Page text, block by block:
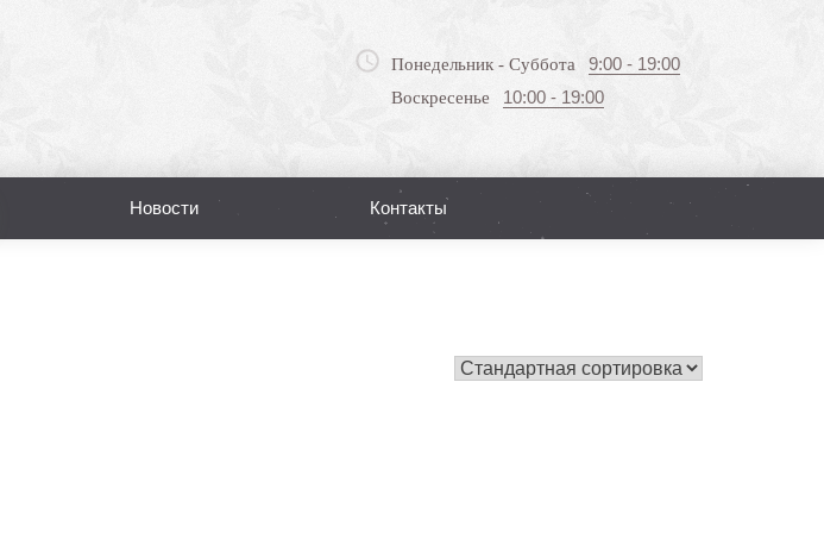
Понедельник - Суббота 9:00 - 19:00
Воскресенье 10:00 - 19:00
Новости Контакты